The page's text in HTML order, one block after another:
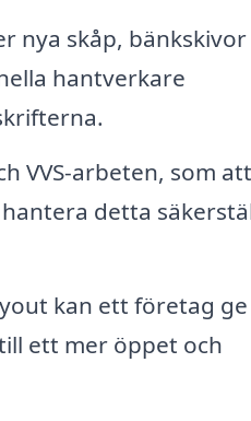
nya skåp,
hantverkare
VVS-arbeten, som att
detta
kan ett företag
ett mer öppet och